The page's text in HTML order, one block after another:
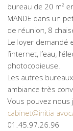
bureau de 20 m²
MANDE dans un
de réunion, 8
Le loyer demandé
l’internet, l’eau,
photocopieuse.
Les autres
ambiance très
Vous pouvez nous
cabinet@initia-
01.45.97.26.96